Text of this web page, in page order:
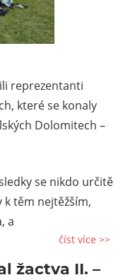
reprezentanti
které se konaly
Dolomitech –
se nikdo určitě
těm nejtěžším,
a
číst více >>
žactva II. –